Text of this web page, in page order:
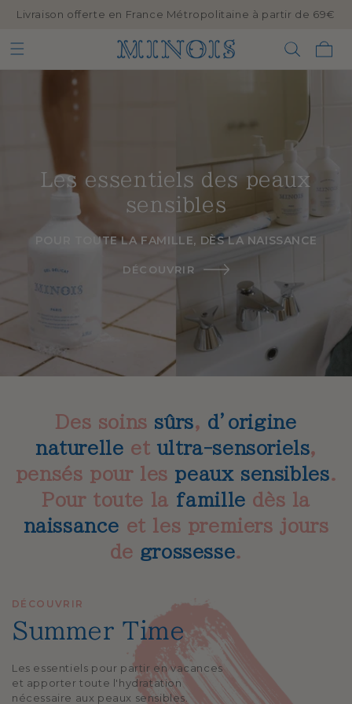
IGNORER
Livraison offerte en France Métropolitaine à partir de 69€
Panier
Les essentiels des peaux
sensibles
POUR TOUTE LA FAMILLE, DÈS LA NAISSANCE
DÉCOUVRIR
Des soins sûrs, d’origine
naturelle et ultra-sensoriels,
pensés pour les peaux sensibles.
Pour toute la famille dès la
naissance et les premiers jours
de grossesse.
DÉCOUVRIR
Summer Time
Les essentiels pour partir en vacances
et apporter toute l'hydratation
nécessaire aux peaux sensibles.